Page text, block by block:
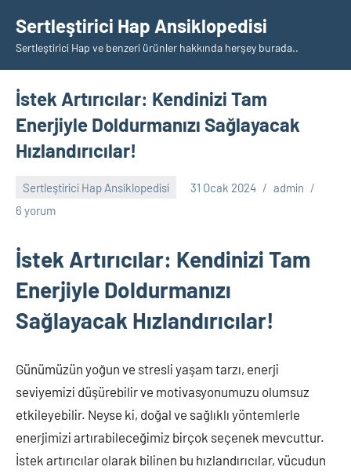
geçSertleştirici Hap Ansiklopedisi
Sertleştirici Hap ve benzeri ürünler hakkında herşey burada..
İstek Artırıcılar: Kendinizi Tam
Enerjiyle Doldurmanızı Sağlayacak
Hızlandırıcılar!
Sertleştirici Hap Ansiklopedisi 31 Ocak 2024
admin
6 yorum
İstek Artırıcılar: Kendinizi Tam
Enerjiyle Doldurmanızı
Sağlayacak Hızlandırıcılar!
Günümüzün yoğun ve stresli yaşam tarzı, enerji
seviyemizi düşürebilir ve motivasyonumuzu olumsuz
etkileyebilir. Neyse ki, doğal ve sağlıklı yöntemlerle
enerjimizi artırabileceğimiz birçok seçenek mevcuttur.
İstek artırıcılar olarak bilinen bu hızlandırıcılar, vücudun